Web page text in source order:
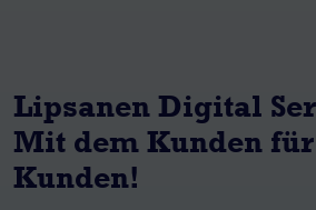
Lipsanen Digital
Mit dem Kunden
Kunden!